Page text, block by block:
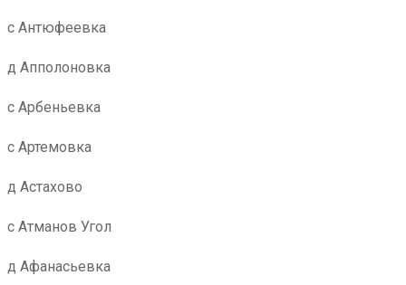
с Антюфеевка
д Апполоновка
с Арбеньевка
с Артемовка
д Астахово
с Атманов Угол
д Афанасьевка